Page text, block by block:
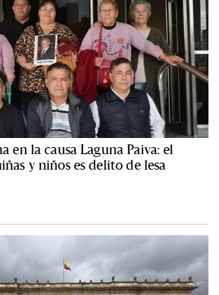
en la causa Laguna Paiva: el
y niños es delito de lesa